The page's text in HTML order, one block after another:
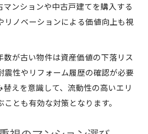
マンションや中古戸建てを購入する
リノベーションによる価値向上も視
数が古い物件は資産価値の下落リス
震性やリフォーム履歴の確認が必要
替えを意識して、流動性の高いエリ
とも有効な対策となります。